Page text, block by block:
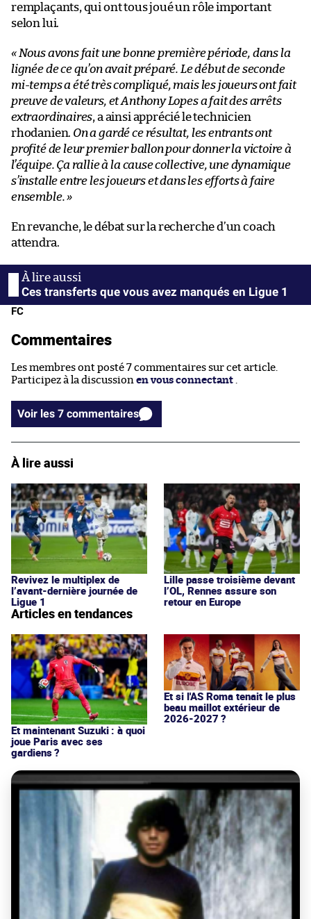
remplaçants, qui ont tous joué un rôle important
selon lui.
« Nous avons fait une bonne première période, dans la
lignée de ce qu’on avait préparé. Le début de seconde
mi-temps a été très compliqué, mais les joueurs ont fait
preuve de valeurs, et Anthony Lopes a fait des arrêts
extraordinaires, a ainsi apprécié le technicien
rhodanien. On a gardé ce résultat, les entrants ont
profité de leur premier ballon pour donner la victoire à
l’équipe. Ça rallie à la cause collective, une dynamique
s’installe entre les joueurs et dans les efforts à faire
ensemble.»
En revanche, le débat sur la recherche d’un coach
attendra.
Ces transferts que vous avez manqués en Ligue 1
FC
Commentaires
Les membres ont posté 7 commentaires sur cet article.
Participez à la discussion en vous connectant
Voir les 7 commentaires
À lire aussi
Revivez le multiplex de
l’avant-dernière journée de
Ligue 1
Lille passe troisième devant
l’OL, Rennes assure son
retour en Europe
Articles en tendances
Et maintenant Suzuki : à quoi
joue Paris avec ses
gardiens ?
Et si l'AS Roma tenait le plus
beau maillot extérieur de
2026-2027 ?